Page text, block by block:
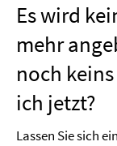
Es wird
mehr
noch
ich jetzt?
Lassen Sie sich